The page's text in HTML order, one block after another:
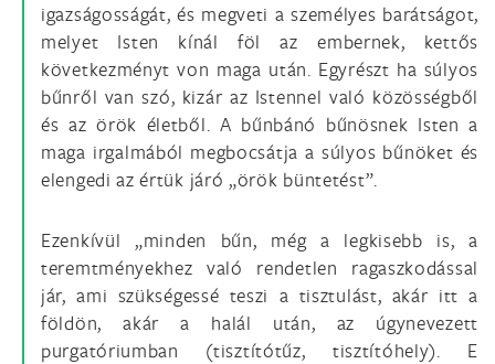
igazságosságát, és megveti a személyes barátságot,
melyet Isten kínál föl az embernek, kettős
következményt von maga után. Egyrészt ha súlyos
bűnről van szó, kizár az Istennel való közösségből
és az örök életből. A bűnbánó bűnösnek Isten a
maga irgalmából megbocsátja a súlyos bűnöket és
elengedi az értük járó „örök büntetést”.
Ezenkívül „minden bűn, még a legkisebb is, a
teremtményekhez való rendetlen ragaszkodással
jár, ami szükségessé teszi a tisztulást, akár itt a
földön, akár a halál után, az úgynevezett
purgatóriumban (tisztítótűz, tisztítóhely). E